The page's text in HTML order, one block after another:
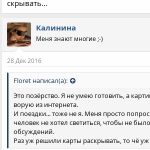
скрывать...
Калинина
Меня знают многие ;-)
28 Дек 2016
Floret написал(а):
Это позёрство. Я не умею готовить, а
ворую из интернета.
И поездки... тоже не я. Меня просто
человек не хотел светиться, чтобы не
обсуждений.
Раз уж решили карты раскрывать, то чё